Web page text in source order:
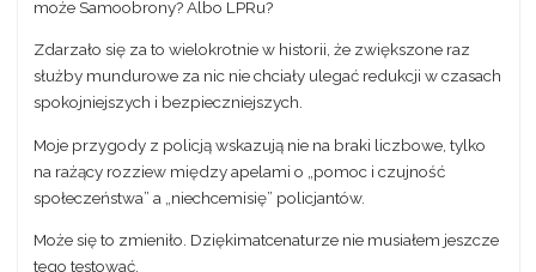
może Samoobrony? Albo LPRu?
Zdarzało się za to wielokrotnie w historii, że zwiększone raz
służby mundurowe za nic nie chciały ulegać redukcji w czasach
spokojniejszych i bezpieczniejszych.
Moje przygody z policją wskazują nie na braki liczbowe, tylko
na rażący rozziew między apelami o „pomoc i czujność
społeczeństwa” a „niechcemisię” policjantów.
Może się to zmieniło. Dziękimatcenaturze nie musiałem jeszcze
tego testować.